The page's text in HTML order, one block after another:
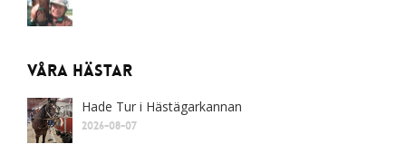
Våra Hästar
Hade Tur i Hästägarkannan
2026-08-07